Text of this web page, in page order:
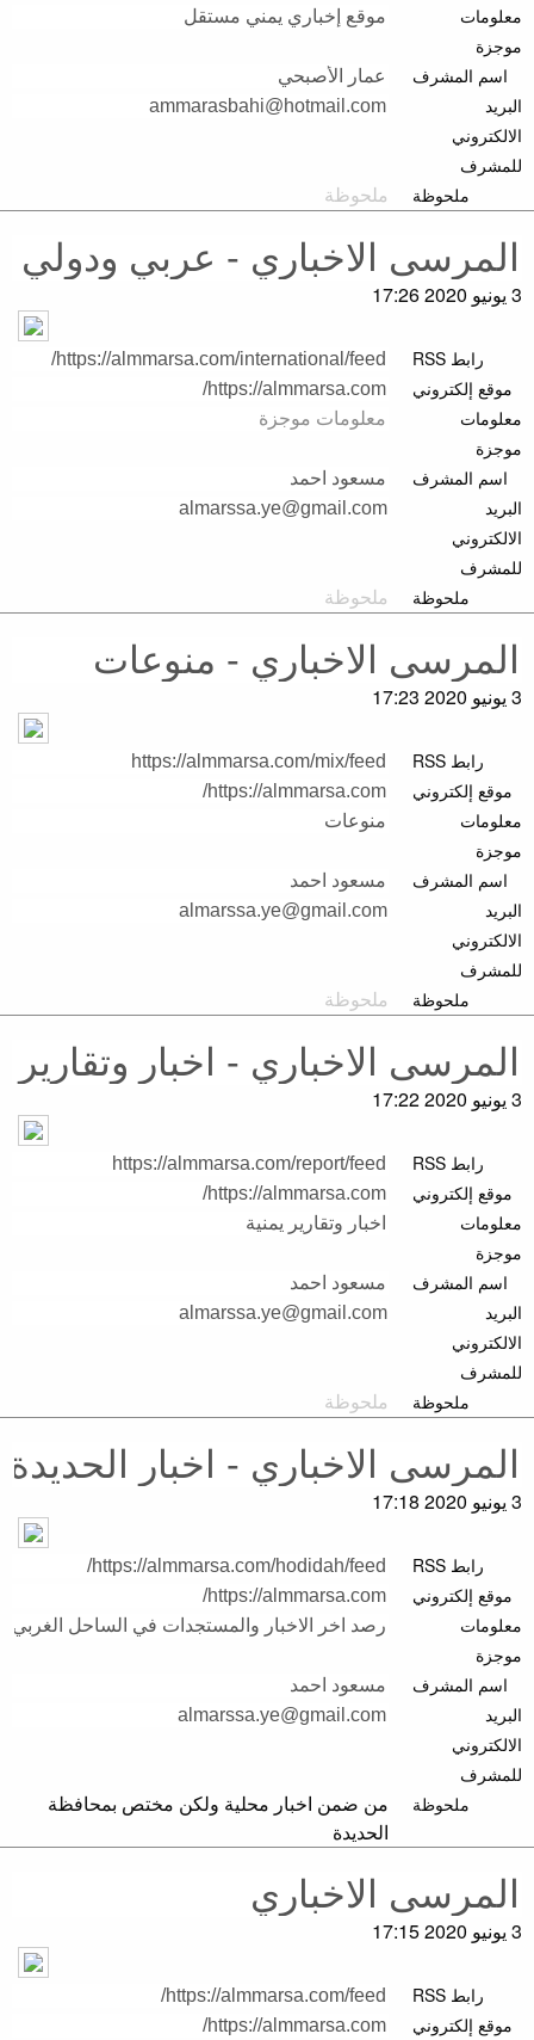
معلومات
موجزة
اسم المشرف
البريد
الالكتروني
للمشرف
ملحوظة
3 يونيو 2020 17:26
رابط RSS
موقع إلكتروني
معلومات
موجزة
اسم المشرف
البريد
الالكتروني
للمشرف
ملحوظة
3 يونيو 2020 17:23
رابط RSS
موقع إلكتروني
معلومات
موجزة
اسم المشرف
البريد
الالكتروني
للمشرف
ملحوظة
3 يونيو 2020 17:22
رابط RSS
موقع إلكتروني
معلومات
موجزة
اسم المشرف
البريد
الالكتروني
للمشرف
ملحوظة
3 يونيو 2020 17:18
رابط RSS
موقع إلكتروني
معلومات
موجزة
اسم المشرف
البريد
الالكتروني
للمشرف
ملحوظة
من ضمن اخبار محلية ولكن مختص بمحافظة
الحديدة
3 يونيو 2020 17:15
رابط RSS
موقع إلكتروني